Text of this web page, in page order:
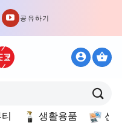
공유하기
생활용품 선